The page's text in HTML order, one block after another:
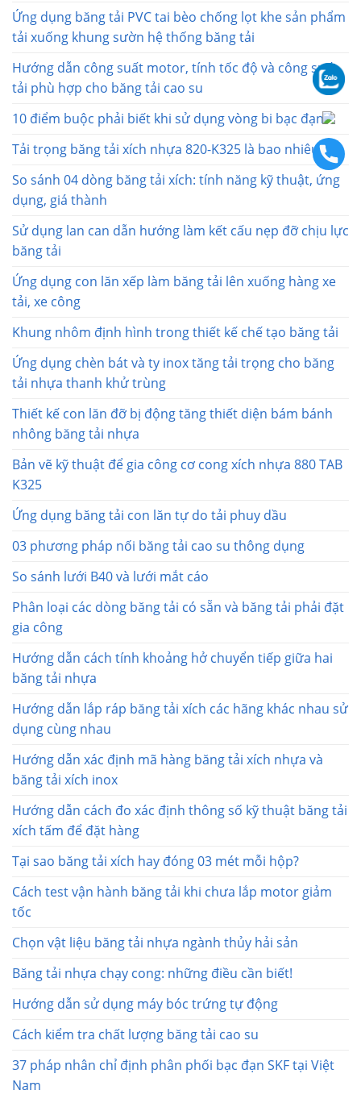
Ứng dụng băng tải PVC tai bèo chống lọt khe sản phẩm
tải xuống khung sườn hệ thống băng tải
Hướng dẫn công suất motor, tính tốc độ và công suất
tải phù hợp cho băng tải cao su
10 điểm buộc phải biết khi sử dụng vòng bi bạc đạn
Tải trọng băng tải xích nhựa 820-K325 là bao nhiêu?
So sánh 04 dòng băng tải xích: tính năng kỹ thuật, ứng
dụng, giá thành
Sử dụng lan can dẫn hướng làm kết cấu nẹp đỡ chịu lực
băng tải
Ứng dụng con lăn xếp làm băng tải lên xuống hàng xe
tải, xe công
Khung nhôm định hình trong thiết kế chế tạo băng tải
Ứng dụng chèn bát và ty inox tăng tải trọng cho băng
tải nhựa thanh khử trùng
Thiết kế con lăn đỡ bị động tăng thiết diện bám bánh
nhông băng tải nhựa
Bản vẽ kỹ thuật để gia công cơ cong xích nhựa 880 TAB
K325
Ứng dụng băng tải con lăn tự do tải phuy dầu
03 phương pháp nối băng tải cao su thông dụng
So sánh lưới B40 và lưới mắt cáo
Phân loại các dòng băng tải có sẵn và băng tải phải đặt
gia công
Hướng dẫn cách tính khoảng hở chuyển tiếp giữa hai
băng tải nhựa
Hướng dẫn lắp ráp băng tải xích các hãng khác nhau sử
dụng cùng nhau
Hướng dẫn xác định mã hàng băng tải xích nhựa và
băng tải xích inox
Hướng dẫn cách đo xác định thông số kỹ thuật băng tải
xích tấm để đặt hàng
Tại sao băng tải xích hay đóng 03 mét mỗi hộp?
Cách test vận hành băng tải khi chưa lắp motor giảm
tốc
Chọn vật liệu băng tải nhựa ngành thủy hải sản
Băng tải nhựa chạy cong: những điều cần biết!
Hướng dẫn sử dụng máy bóc trứng tự động
Cách kiểm tra chất lượng băng tải cao su
37 pháp nhân chỉ định phân phối bạc đạn SKF tại Việt
Nam